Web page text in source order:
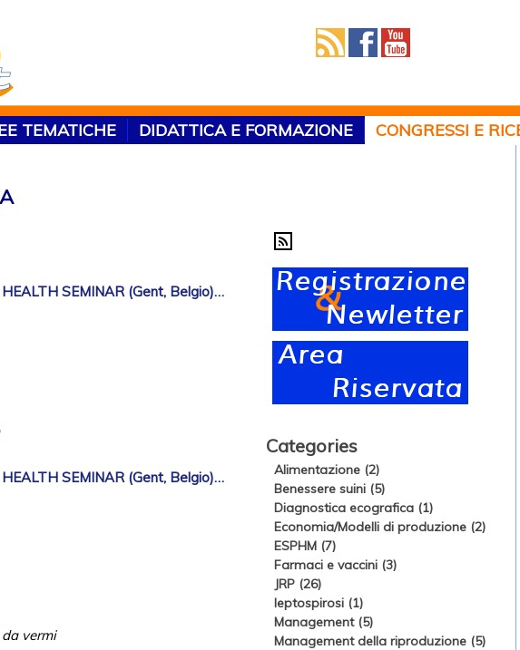
TEMATICHE DIDATTICA E FORMAZIONE CONGRESSI E
SEMINAR (Gent, Belgio)…
SEMINAR (Gent, Belgio)…
vermi
Categories
Alimentazione (2)
Benessere suini (5)
Diagnostica ecografica (1)
Economia/Modelli di produzione (2)
ESPHM (7)
Farmaci e vaccini (3)
JRP (26)
leptospirosi (1)
Management (5)
Management della riproduzione (5)